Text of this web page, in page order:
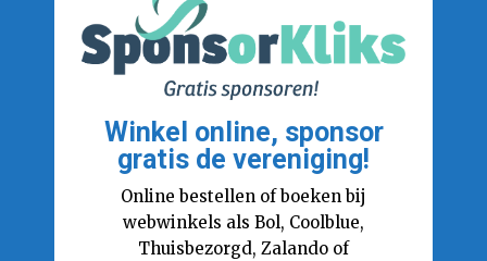
Winkel online, sponsor
gratis de vereniging!
Online bestellen of boeken bij
webwinkels als Bol, Coolblue,
Thuisbezorgd, Zalando of